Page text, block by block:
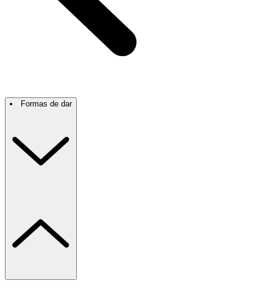
Formas de dar